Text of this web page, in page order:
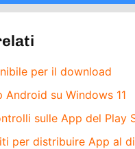
per il download
Android su Windows 11
sulle App del Play
per distribuire App al